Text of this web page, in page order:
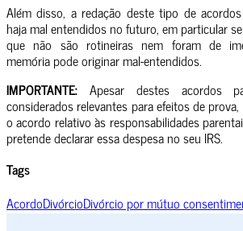
Além disso, a redação deste tipo de
haja mal entendidos no futuro, em particular
que não são rotineiras nem foram de
memória pode originar mal-entendidos.
IMPORTANTE: Apesar destes acordos
considerados relevantes para efeitos de
o acordo relativo às responsabilidades
pretende declarar essa despesa no seu IRS.
Tags
AcordoDivórcioDivórcio por mútuo